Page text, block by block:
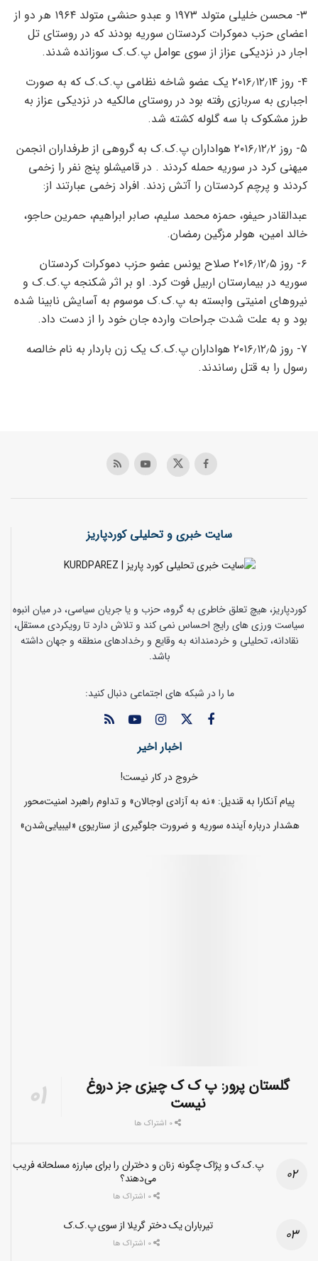
۳- محسن خلیلی متولد ۱۹۷۳ و عبدو حنشی متولد ۱۹۶۴ هر دو از
اعضای حزب دموکرات کردستان سوریه بودند که در روستای تل
اجار در نزدیکی عزاز از سوی عوامل پ.ک.ک سوزانده شدند.
۴- روز ۲۰۱۶٫۱۲٫۱۴ یک عضو شاخه نظامی پ.ک.ک که به صورت
اجباری به سربازی رفته بود در روستای مالکیه در نزدیکی عزاز به
طرز مشکوک با سه گلوله کشته شد.
۵- روز ۲۰۱۶٫۱۲٫۲ هواداران پ.ک.ک به گروهی از طرفداران انجمن
میهنی کرد در سوریه حمله کردند . در قامیشلو پنج نفر را زخمی
کردند و پرچم کردستان را آتش زدند. افراد زخمی عبارتند از:
عبدالقادر حیفو، حمزه محمد سلیم، صابر ابراهیم، حمرین حاجو،
خالد امین، هولر مزگین رمضان.
۶- روز ۲۰۱۶٫۱۲٫۵ صلاح یونس عضو حزب دموکرات کردستان
سوریه در بیمارستان اربیل فوت کرد. او بر اثر شکنجه پ.ک.ک و
نیروهای امنیتی وابسته به پ.ک.ک موسوم به آسایش نابینا شده
بود و به علت شدت جراحات وارده جان خود را از دست داد.
۷- روز ۲۰۱۶٫۱۲٫۵ هواداران پ.ک.ک یک زن باردار به نام خالصه
رسول را به قتل رساندند.
سایت خبری و تحلیلی کوردپاریز
کوردپاریز، هیچ تعلق خاطری به گروه، حزب و یا جریان سیاسی، در میان انبوه
سیاست ورزی های رایج احساس نمی کند و تلاش دارد تا رویکردی مستقل،
نقادانه، تحلیلی و خردمندانه به وقایع و رخدادهای منطقه و جهان داشته
باشد.
ما را در شبکه های اجتماعی دنبال کنید:
اخبار اخیر
خروج در کار نیست!
پیام آنکارا به قندیل: «نه به آزادی اوجالان» و تداوم راهبرد امنیت‌محور
هشدار درباره آینده سوریه و ضرورت جلوگیری از سناریوی «لیبیایی‌شدن»
گلستان پرور: پ ک ک چیزی جز دروغ
نیست
پ.ک.ک و پژاک چگونه زنان و دختران را برای مبارزه مسلحانه فریب
می‌دهند؟
تیرباران یک دختر گریلا از سوی پ.ک.ک